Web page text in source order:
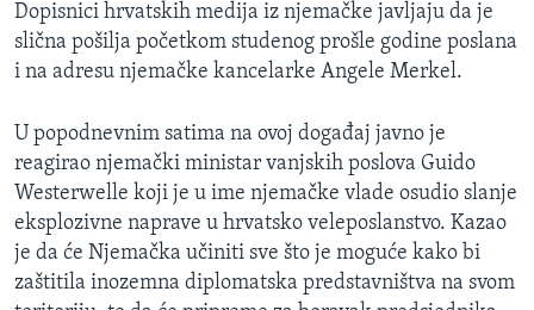
Dopisnici hrvatskih medija iz njemačke javljaju da je
slična pošilja početkom studenog prošle godine poslana
i na adresu njemačke kancelarke Angele Merkel.
U popodnevnim satima na ovoj događaj javno je
reagirao njemački ministar vanjskih poslova Guido
Westerwelle koji je u ime njemačke vlade osudio slanje
eksplozivne naprave u hrvatsko veleposlanstvo. Kazao
je da će Njemačka učiniti sve što je moguće kako bi
zaštitila inozemna diplomatska predstavništva na svom